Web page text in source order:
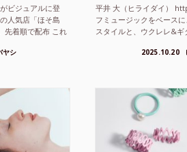
ビジュアルに登
人気店「ほそ島
先着順で配布 これ
ヤシ
平井 大（ヒライダイ）
フミュージックをベース
スタイルと、ウクレレ&
2025.10.20